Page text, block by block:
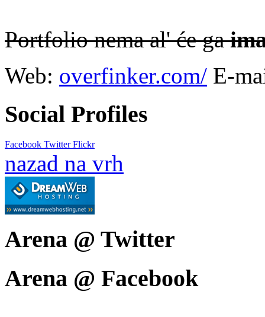
Portfolio nema al' će ga
Web: overfinker.com/ E-
Social Profiles
Facebook Twitter Flickr
nazad na vrh
Arena @ Twitter
Arena @ Facebook